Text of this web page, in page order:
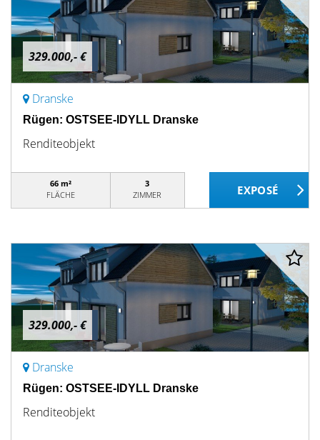
329.000,- €
Dranske
Rügen: OSTSEE-IDYLL Dranske
Renditeobjekt
66 m²
FLÄCHE
3
ZIMMER
329.000,- €
Dranske
Rügen: OSTSEE-IDYLL Dranske
Renditeobjekt